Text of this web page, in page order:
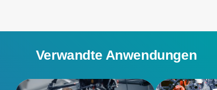
Verwandte Anwendungen